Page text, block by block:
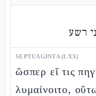
רשע
SEPTUAGINTA (LXX)
ὥσπερ εἴ τις
λυμαίνοιτο,